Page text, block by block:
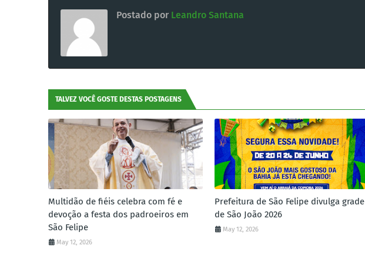
Postado por Leandro Santana
TALVEZ VOCÊ GOSTE DESTAS POSTAGENS
Multidão de fiéis celebra com fé e
devoção a festa dos padroeiros em
São Felipe
May 12, 2026
Prefeitura de São Felipe divulga grade
de São João 2026
May 12, 2026